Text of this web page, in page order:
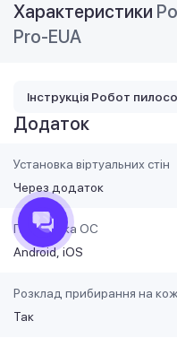
Характеристики
Pro-EUA
Додаток
Установка віртуальних стін
Через додаток
Підтримка ОС
Android iOS
Розклад прибирання на
Так